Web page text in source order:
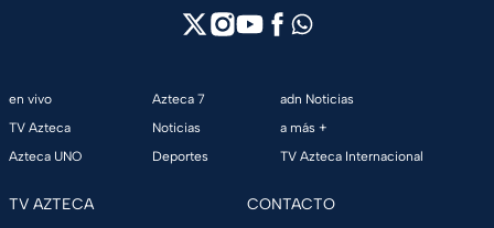
en vivo
TV Azteca
Azteca UNO
Azteca 7
Noticias
Deportes
adn Noticias
a más +
TV Azteca Internacional
TV AZTECA CONTACTO